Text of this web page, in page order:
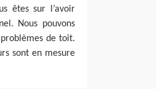
êtes sur l’avoir
Nous pouvons
de toit.
sont en mesure